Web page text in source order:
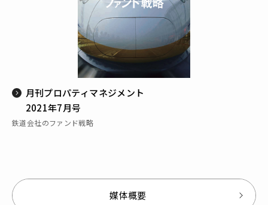
月刊プロパティマネジメント
2021年7月号
鉄道会社のファンド戦略
媒体概要